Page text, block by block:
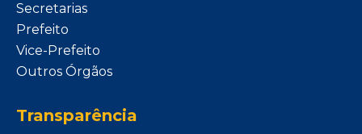
Secretarias
Prefeito
Vice-Prefeito
Outros Órgãos
Transparência